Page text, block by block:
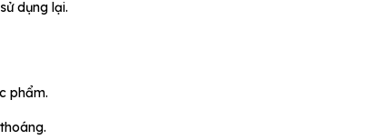
dụng lại.
phẩm.